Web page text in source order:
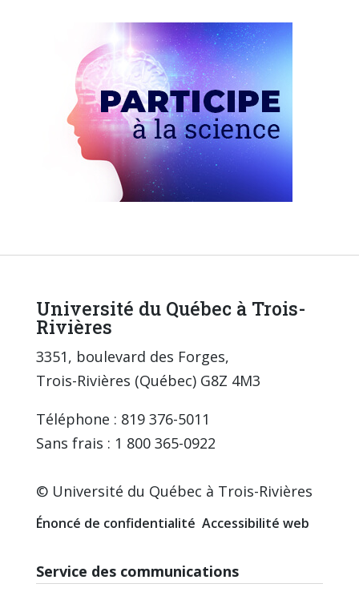
Université du Québec à Trois-
Rivières
3351, boulevard des Forges,
Trois-Rivières (Québec) G8Z 4M3
Téléphone : 819 376-5011
Sans frais : 1 800 365-0922
© Université du Québec à Trois-Rivières
Énoncé de confidentialité Accessibilité web
Service des communications